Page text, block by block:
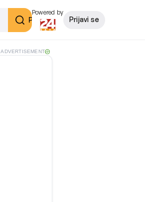
Pretraži
Powered by
Prijavi se
ADVERTISEMENT